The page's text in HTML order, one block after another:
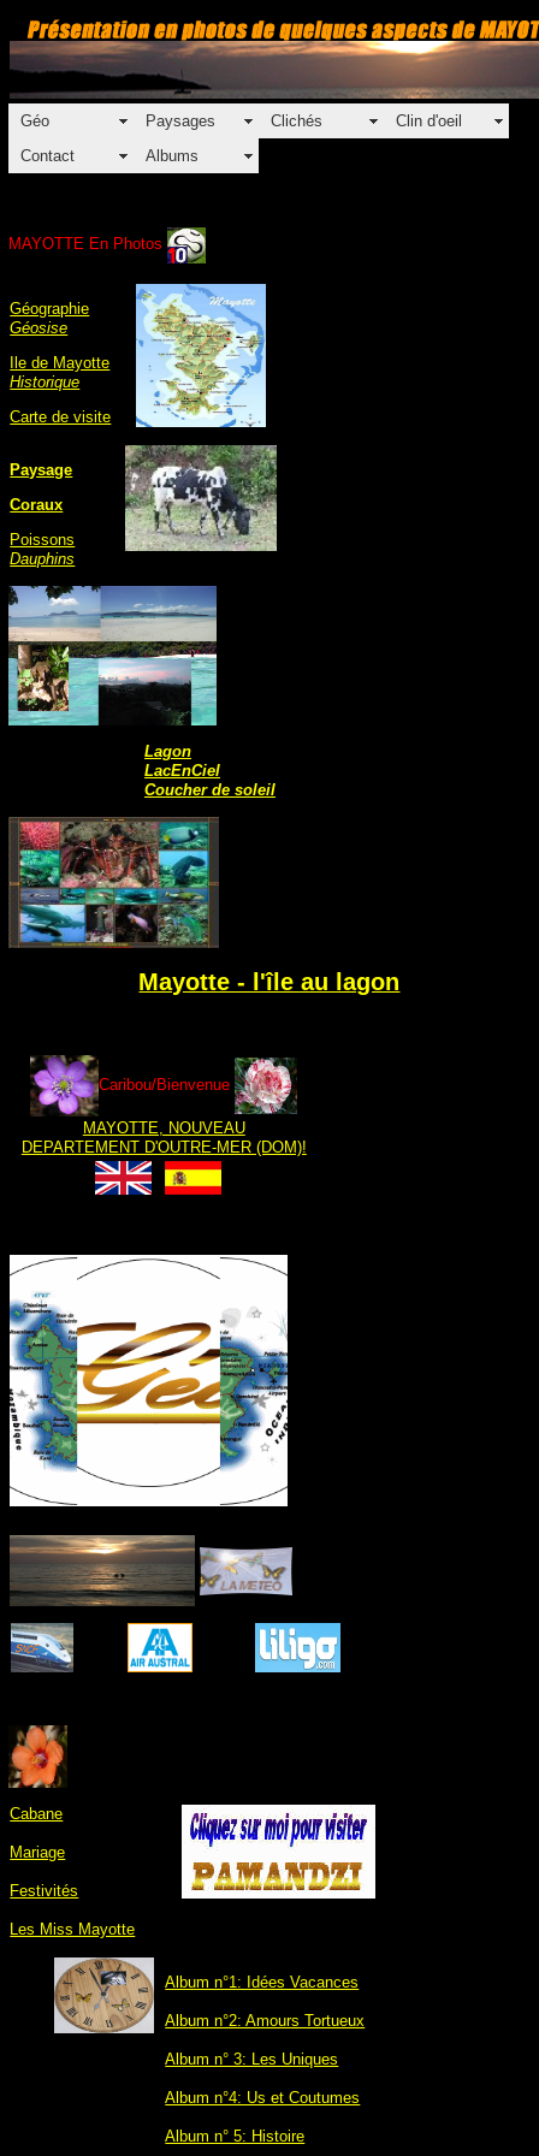
Géo Paysages Clichés
Clin d'oeil
Contact
Albums
MAYOTTE En Photos
Géographie
Géosise
Ile de Mayotte
Historique
Carte de visite
Paysage
Coraux
Poissons
Dauphins
Lagon
LacEnCiel
Coucher de soleil
Mayotte - l'île au lagon
Caribou/Bienvenue
MAYOTTE, NOUVEAU
DEPARTEMENT D'OUTRE-MER (DOM)!
Cabane
Mariage
Festivités
Les Miss Mayotte
Album n°1: Idées Vacances
Album n°2: Amours Tortueux
Album n° 3: Les Uniques
Album n°4: Us et Coutumes
Album n° 5: Histoire